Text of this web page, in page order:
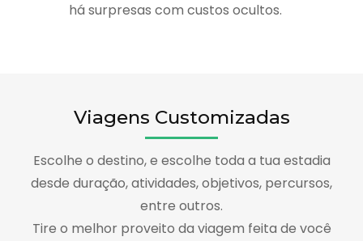
há surpresas com custos ocultos.
Viagens Customizadas
Escolhe o destino, e escolhe toda a tua estadia
desde duração, atividades, objetivos, percursos,
entre outros.
Tire o melhor proveito da viagem feita de você